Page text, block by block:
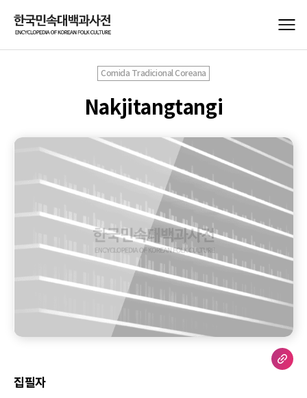
Comida Tradicional Coreana
Nakjitangtangi
집필자